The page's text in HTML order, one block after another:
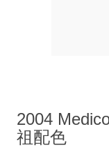
2004
祖配色